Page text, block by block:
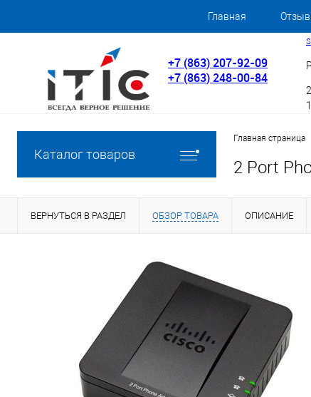
Главная
+7 (863) 207-92-09
+7 (863) 248-00-84
Каталог товаров
Главная страница
2 Port
ВЕРНУТЬСЯ В РАЗДЕЛ ОБЗОР ТОВАРА ОПИСАНИЕ